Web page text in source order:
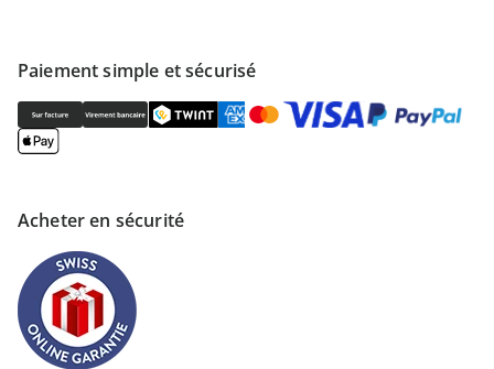
Paiement simple et sécurisé
Acheter en sécurité